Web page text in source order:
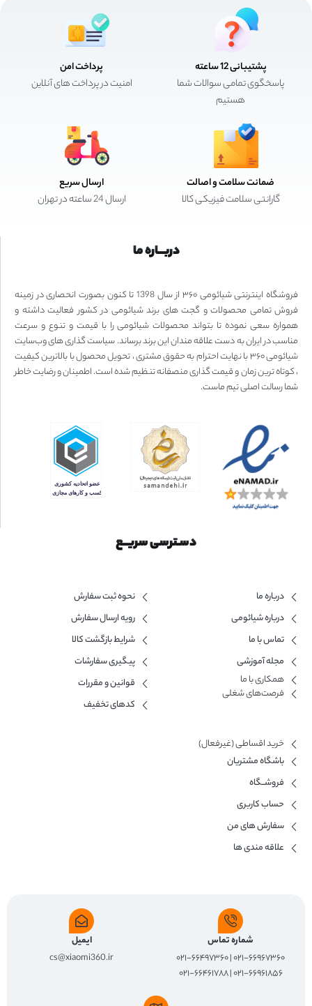
پشتیبانی 12 ساعته
پاسخگوی تمامی سوالات شما
هستیم
پرداخت امن
امنیت در پرداخت های آنلاین
ضمانت سلامت و اصالت
گارانتی سلامت فیزیکی کالا
ارسال سریع
ارسال 24 ساعته در تهران
دربـــاره ما
فروشگاه اینترنتی شیائومی ۳۶۰ از سال 1398 تا کنون بصورت انحصاری در زمینه
فروش تمامی محصولات و گجت های برند شیائومی در کشور فعالیت داشته و
همواره سعی نموده تا بتواند محصولات شیائومی را با قیمت و تنوع و سرعت
مناسب در ایران به دست علاقه مندان این برند برساند. سیاست گذاری های وب‌سایت
شیائومی ۳۶۰ با نهایت احترام به حقوق مشتری ، تحویل محصول با بالاترین کیفیت
، کوتاه ترین زمان و قیمت گذاری منصفانه تنظیم شده است. اطمینان و رضایت خاطر
شما رسالت اصلی تیم ماست.
دسـترسی سریــع
درباره ما
درباره شیائومی
تماس با ما
مجله آموزشی
همکاری با ما​
فرصت‌های شغلی
نحوه ثبت سفارش
رویه ارسال سفارش
شرایط بازگشت کالا
پیگیری سفارشات
قوانین و مقررات
کدهای تخفیف
خرید اقساطی (غیرفعال)
باشگاه مشتریان
فروشــگاه
حساب کاربری
سفارش های من
علاقه مندی ها
شماره تماس
۰۲۱-۶۶۹۶۷۳۶۰ | ۰۲۱-۶۶۴۹۷۳۶۰
۰۲۱-۶۶۹۶۱۸۵۶ | ۰۲۱-۶۶۴۶۱۷۸۸
ایمیل
cs@xiaomi360.ir